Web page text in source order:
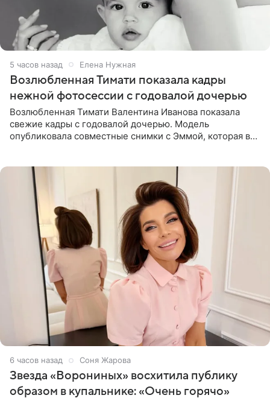
5 часов назад Елена Нужная
Возлюбленная Тимати показала кадры
нежной фотосессии с годовалой дочерью
Возлюбленная Тимати Валентина Иванова показала
свежие кадры с годовалой дочерью. Модель
опубликовала совместные снимки с Эммой, которая в
6 часов назад Соня Жарова
Звезда «Ворониных» восхитила публику
образом в купальнике: «Очень горячо»